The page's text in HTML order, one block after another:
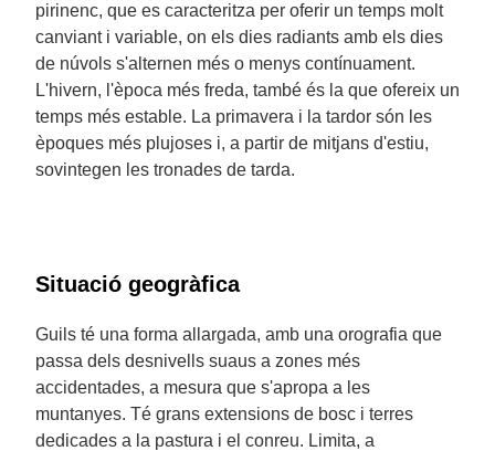
pirinenc, que es caracteritza per oferir un temps molt
canviant i variable, on els dies radiants amb els dies
de núvols s'alternen més o menys contínuament.
L'hivern, l'època més freda, també és la que ofereix un
temps més estable. La primavera i la tardor són les
èpoques més plujoses i, a partir de mitjans d'estiu,
sovintegen les tronades de tarda.
Situació geogràfica
Guils té una forma allargada, amb una orografia que
passa dels desnivells suaus a zones més
accidentades, a mesura que s'apropa a les
muntanyes. Té grans extensions de bosc i terres
dedicades a la pastura i el conreu. Limita, a